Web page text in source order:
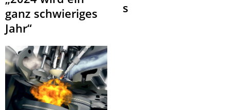
ganz schwieriges
Jahr“
s